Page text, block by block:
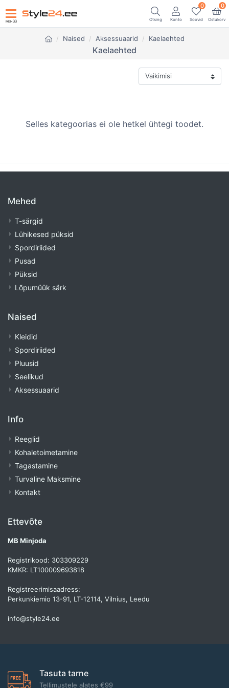
MENÜÜ Otsing Konto
0
Soovid
0
Ostukorv
Naised Aksessuaarid Kaelaehted
Kaelaehted
Selles kategoorias ei ole hetkel ühtegi toodet.
Mehed
T-särgid
Lühikesed püksid
Spordiriided
Pusad
Püksid
Lõpumüük särk
Naised
Kleidid
Spordiriided
Pluusid
Seelikud
Aksessuaarid
Info
Reeglid
Kohaletoimetamine
Tagastamine
Turvaline Maksmine
Kontakt
Ettevõte
MB Minjoda
Registrikood: 303309229
KMKR: LT100009693818
Registreerimisaadress:
Perkunkiemio 13-91, LT-12114, Vilnius, Leedu
info@style24.ee
Tasuta tarne
Tellimustele alates €99